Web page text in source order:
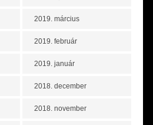
2019. március
2019. február
2019. január
2018. december
2018. november